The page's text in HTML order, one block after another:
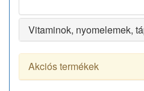
Vitaminok, nyomelemek,
Akciós termékek